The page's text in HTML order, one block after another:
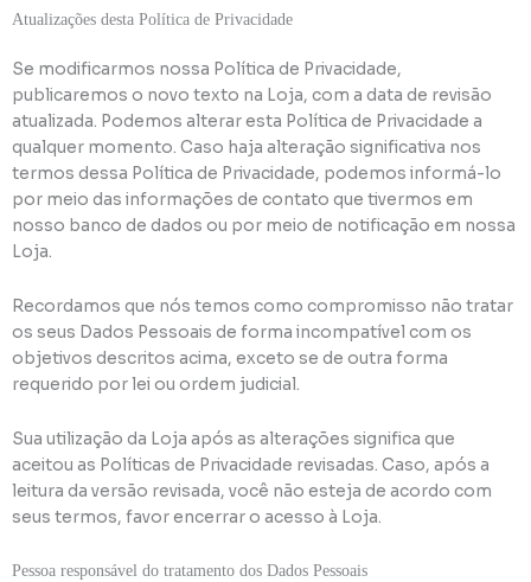
Atualizações desta Política de Privacidade
Se modificarmos nossa Política de Privacidade,
publicaremos o novo texto na Loja, com a data de revisão
atualizada. Podemos alterar esta Política de Privacidade a
qualquer momento. Caso haja alteração significativa nos
termos dessa Política de Privacidade, podemos informá-lo
por meio das informações de contato que tivermos em
nosso banco de dados ou por meio de notificação em nossa
Loja.
Recordamos que nós temos como compromisso não tratar
os seus Dados Pessoais de forma incompatível com os
objetivos descritos acima, exceto se de outra forma
requerido por lei ou ordem judicial.
Sua utilização da Loja após as alterações significa que
aceitou as Políticas de Privacidade revisadas. Caso, após a
leitura da versão revisada, você não esteja de acordo com
seus termos, favor encerrar o acesso à Loja.
Pessoa responsável do tratamento dos Dados Pessoais